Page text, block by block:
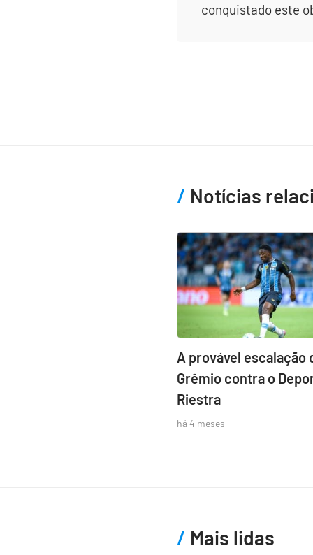
conquistado este
Notícias
A provável escalação
Grêmio contra o
Riestra
há 4 meses
Mais lidas